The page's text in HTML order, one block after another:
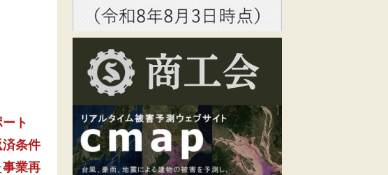
ト
条件
事業再